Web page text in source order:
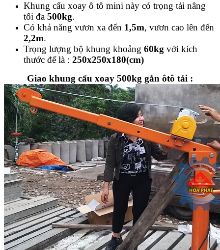
Khung cẩu xoay ô tô mini này có trọng tải nâng
tối đa 500kg.
Có khả năng vươn xa đến 1,5m, vươn cao lên đến
2,2m.
Trọng lượng bộ khung khoảng 60kg với kích
thước đế là : 250x250x180(cm)
Giao khung cẩu xoay 500kg gắn ôtô tải :